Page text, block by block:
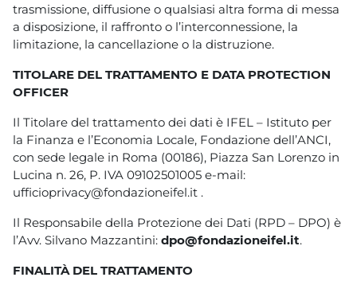
trasmissione, diffusione o qualsiasi altra forma di messa
a disposizione, il raffronto o l’interconnessione, la
limitazione, la cancellazione o la distruzione.
TITOLARE DEL TRATTAMENTO E DATA PROTECTION
OFFICER
Il Titolare del trattamento dei dati è IFEL – Istituto per
la Finanza e l’Economia Locale, Fondazione dell’ANCI,
con sede legale in Roma (00186), Piazza San Lorenzo in
Lucina n. 26, P. IVA 09102501005 e-mail:
ufficioprivacy@fondazioneifel.it .
Il Responsabile della Protezione dei Dati (RPD – DPO) è
l’Avv. Silvano Mazzantini: dpo@fondazioneifel.it.
FINALITÀ DEL TRATTAMENTO